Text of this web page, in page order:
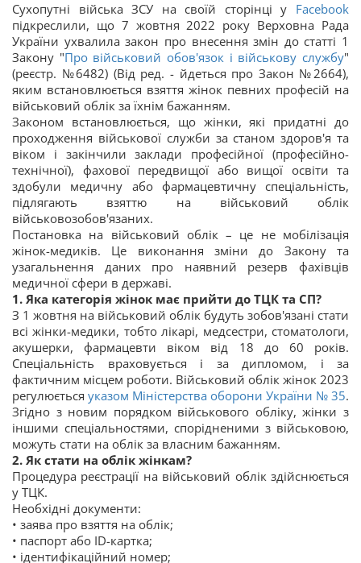
Сухопутні війська ЗСУ на своїй сторінці у Facebook
підкреслили, що 7 жовтня 2022 року Верховна Рада
України ухвалила закон про внесення змін до статті 1
Закону "Про військовий обов'язок і військову службу"
(реєстр. №6482) (Від ред. - йдеться про Закон №2664),
яким встановлюється взяття жінок певних професій на
військовий облік за їхнім бажанням.
Законом встановлюється, що жінки, які придатні до
проходження військової служби за станом здоров'я та
віком і закінчили заклади професійної (професійно-
технічної), фахової передвищої або вищої освіти та
здобули медичну або фармацевтичну спеціальність,
підлягають взяттю на військовий облік
військовозобов'язаних.
Постановка на військовий облік – це не мобілізація
жінок-медиків. Це виконання зміни до Закону та
узагальнення даних про наявний резерв фахівців
медичної сфери в державі.
1. Яка категорія жінок має прийти до ТЦК та СП?
З 1 жовтня на військовий облік будуть зобов'язані стати
всі жінки-медики, тобто лікарі, медсестри, стоматологи,
акушерки, фармацевти віком від 18 до 60 років.
Спеціальність враховується і за дипломом, і за
фактичним місцем роботи. Військовий облік жінок 2023
регулюється указом Міністерства оборони України № 35.
Згідно з новим порядком військового обліку, жінки з
іншими спеціальностями, спорідненими з військовою,
можуть стати на облік за власним бажанням.
2. Як стати на облік жінкам?
Процедура реєстрації на військовий облік здійснюється
у ТЦК.
Необхідні документи:
• заява про взяття на облік;
• паспорт або ID-картка;
• ідентифікаційний номер;